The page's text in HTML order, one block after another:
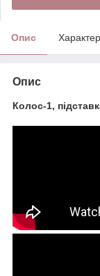
Опис
Опис
Колос-1,